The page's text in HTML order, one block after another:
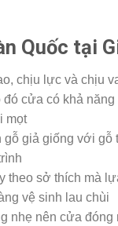
Quốc tại
chịu lực và chịu
cửa có khả
mọt
giả giống với gỗ
theo sở thích mà
vệ sinh lau chùi
nhẹ nên cửa